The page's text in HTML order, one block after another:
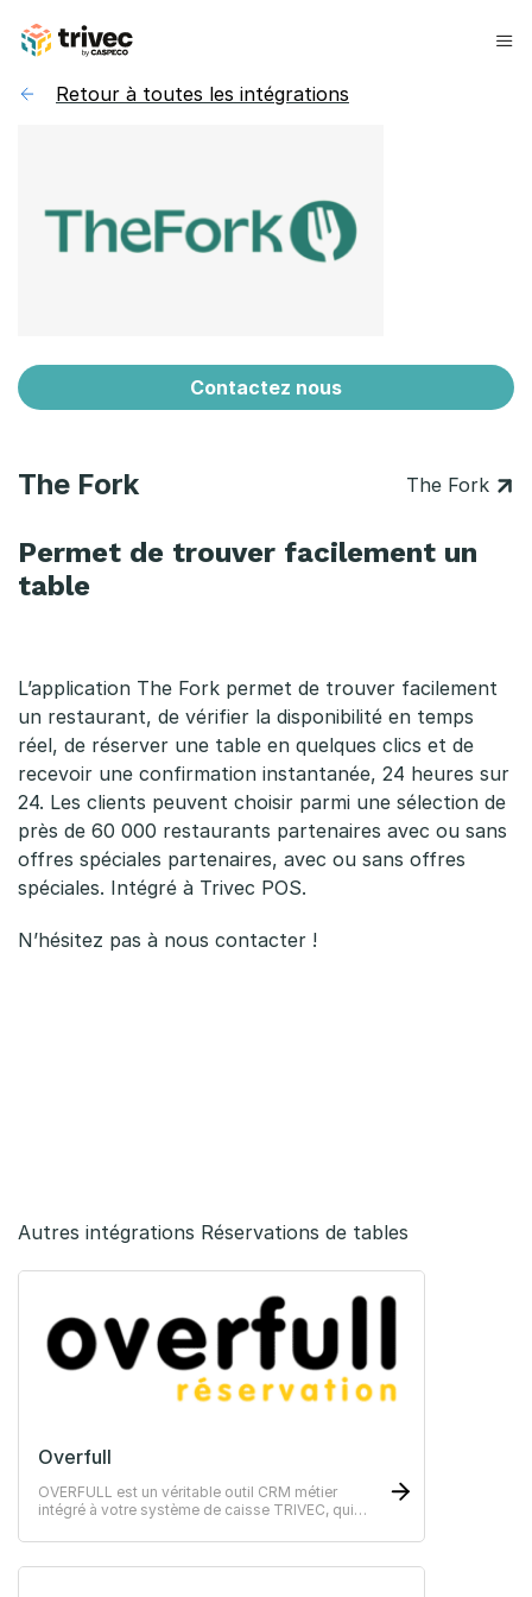
contenu
Retour à toutes les intégrations
Contactez nous
The Fork The Fork
Permet de trouver facilement un
table
L’application The Fork permet de trouver facilement
un restaurant, de vérifier la disponibilité en temps
réel, de réserver une table en quelques clics et de
recevoir une confirmation instantanée, 24 heures sur
24. Les clients peuvent choisir parmi une sélection de
près de 60 000 restaurants partenaires avec ou sans
offres spéciales partenaires, avec ou sans offres
spéciales. Intégré à Trivec POS.
N’hésitez pas à nous contacter !
Autres intégrations Réservations de tables
Overfull
OVERFULL est un véritable outil CRM métier
intégré à votre système de caisse TRIVEC, qui
communiquer avec eux de façon personnalisée.